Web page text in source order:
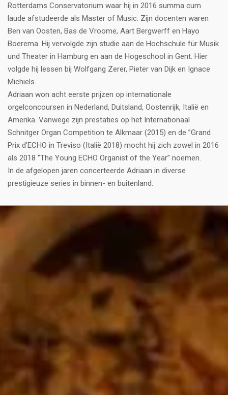
Rotterdams Conservatorium waar hij in 2016 summa cum
laude afstudeerde als Master of Music. Zijn docenten waren
Ben van Oosten, Bas de Vroome, Aart Bergwerff en Hayo
Boerema. Hij vervolgde zijn studie aan de Hochschule für Musik
und Theater in Hamburg en aan de Hogeschool in Gent. Hier
volgde hij lessen bij Wolfgang Zerer, Pieter van Dijk en Ignace
Michiels.
Adriaan won acht eerste prijzen op internationale
orgelconcoursen in Nederland, Duitsland, Oostenrijk, Italië en
Amerika. Vanwege zijn prestaties op het Internationaal
Schnitger Organ Competition te Alkmaar (2015) en de ”Grand
Prix d’ECHO in Treviso (Italië 2018) mocht hij zich zowel in 2016
als 2018 ”The Young ECHO Organist of the Year” noemen.
In de afgelopen jaren concerteerde Adriaan in diverse
prestigieuze series in binnen- en buitenland.